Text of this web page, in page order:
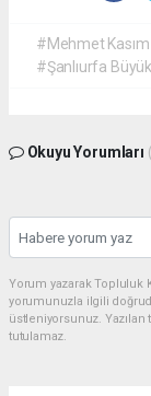
#Mehmet Kasım
#Şanlıurfa
Okuyu Yorumları
Yorum yazarak Topluluk
yorumunuzla ilgili
üstleniyorsunuz.
tutulamaz.